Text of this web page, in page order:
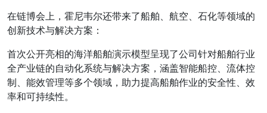
在链博会上，霍尼韦尔还带来了船舶、航空、石化等领域的
创新技术与解决方案：
首次公开亮相的海洋船舶演示模型呈现了公司针对船舶行业
全产业链的自动化系统与解决方案，涵盖智能船控、流体控
制、能效管理等多个领域，助力提高船舶作业的安全性、效
率和可持续性。